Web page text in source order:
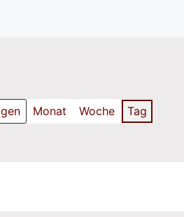
Monat Woche Tag